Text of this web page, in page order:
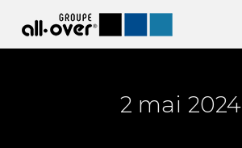
2 mai 2024